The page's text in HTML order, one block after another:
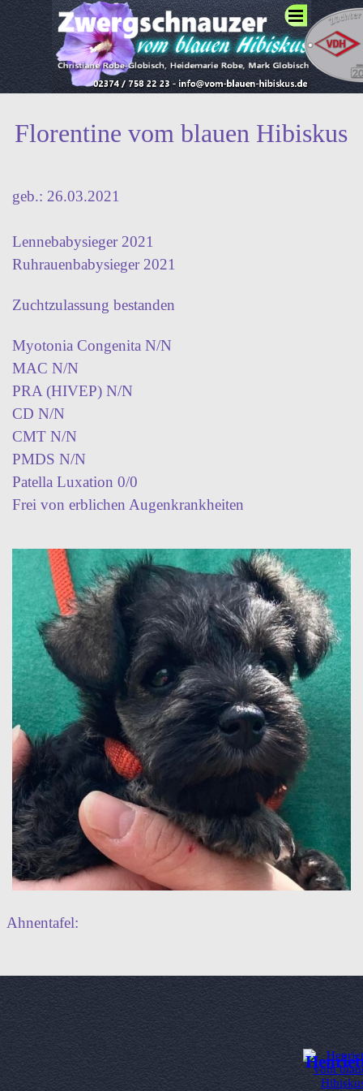
Direkt zum Seiteninhalt Menü überspringen
Florentine vom blauen Hibiskus
geb.: 26.03.2021
Lennebabysieger 2021
Ruhrauenbabysieger 2021
Zuchtzulassung bestanden
Myotonia Congenita N/N
MAC N/N
PRA (HIVEP) N/N
CD N/N
CMT N/N
PMDS N/N
Patella Luxation 0/0
Frei von erblichen Augenkrankheiten
Ahnentafel:
Zurück zum Seiteninhalt